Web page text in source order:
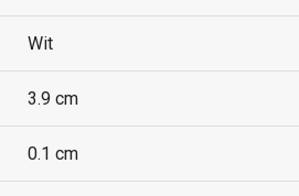
Wit
3.9 cm
0.1 cm